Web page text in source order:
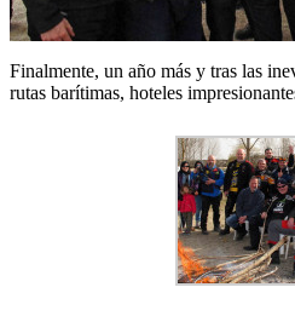
Finalmente, un año más y tras las
rutas barítimas, hoteles